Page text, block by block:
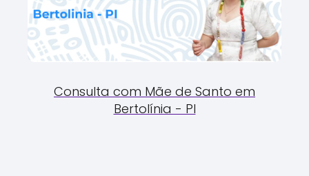
Consulta com Mãe de Santo em
Bertolínia - PI